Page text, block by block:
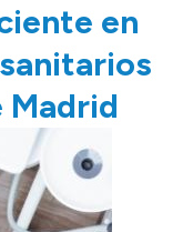
en
Madrid